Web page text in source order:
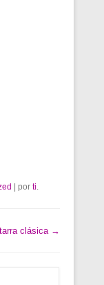
por ti.
clásica →